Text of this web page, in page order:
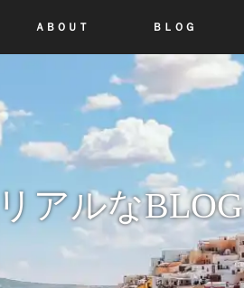
ＡＢＯＵＴ ＢＬＯＧ
アルなBLOG